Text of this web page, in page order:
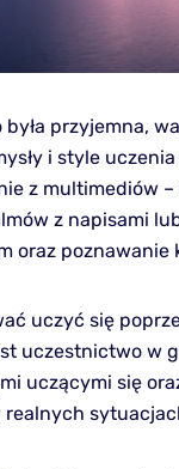
przyjemna,
i style
z multimediów
z napisami
oraz
uczyć się
uczestnictwo w
uczącymi się
realnych